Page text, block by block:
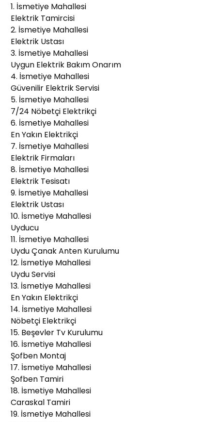
1. İsmetiye Mahallesi
Elektrik Tamircisi
2. İsmetiye Mahallesi
Elektrik Ustası
3. İsmetiye Mahallesi
Uygun Elektrik Bakım Onarım
4. İsmetiye Mahallesi
Güvenilir Elektrik Servisi
5. İsmetiye Mahallesi
7/24 Nöbetçi Elektrikçi
6. İsmetiye Mahallesi
En Yakın Elektrikçi
7. İsmetiye Mahallesi
Elektrik Firmaları
8. İsmetiye Mahallesi
Elektrik Tesisatı
9. İsmetiye Mahallesi
Elektrik Ustası
10. İsmetiye Mahallesi
Uyducu
11. İsmetiye Mahallesi
Uydu Çanak Anten Kurulumu
12. İsmetiye Mahallesi
Uydu Servisi
13. İsmetiye Mahallesi
En Yakın Elektrikçi
14. İsmetiye Mahallesi
Nöbetçi Elektrikçi
15. Beşevler Tv Kurulumu
16. İsmetiye Mahallesi
Şofben Montaj
17. İsmetiye Mahallesi
Şofben Tamiri
18. İsmetiye Mahallesi
Caraskal Tamiri
19. İsmetiye Mahallesi